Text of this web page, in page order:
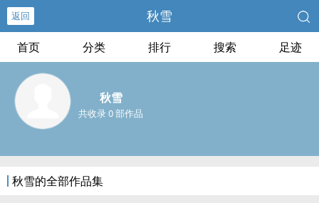
返回 秋雪
首页 分类 排行 搜索 足迹
秋雪
共收录 0 部作品
秋雪的全部作品集